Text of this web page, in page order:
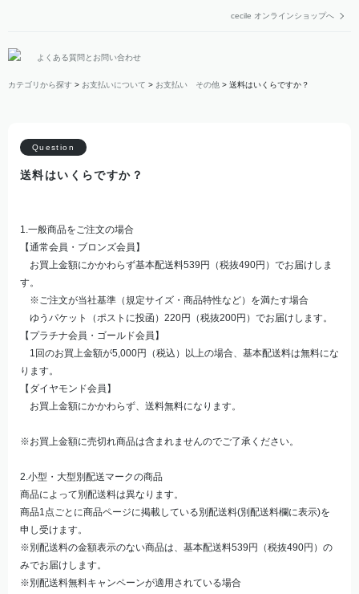
cecile オンラインショップへ
よくある質問とお問い合わせ
カテゴリから探す > お支払いについて > お支払い その他 > 送料はいくらですか？
送料はいくらですか？
1.一般商品をご注文の場合
【通常会員・ブロンズ会員】
お買上金額にかかわらず基本配送料539円（税抜490円）でお届けしま
す。
※ご注文が当社基準（規定サイズ・商品特性など）を満たす場合
ゆうパケット（ポストに投函）220円（税抜200円）でお届けします。
【プラチナ会員・ゴールド会員】
1回のお買上金額が5,000円（税込）以上の場合、基本配送料は無料にな
ります。
【ダイヤモンド会員】
お買上金額にかかわらず、送料無料になります。
※お買上金額に売切れ商品は含まれませんのでご了承ください。
2.小型・大型別配送マークの商品
商品によって別配送料は異なります。
商品1点ごとに商品ページに掲載している別配送料(別配送料欄に表示)を
申し受けます。
※別配送料の金額表示のない商品は、基本配送料539円（税抜490円）の
みでお届けします。
※別配送料無料キャンペーンが適用されている場合